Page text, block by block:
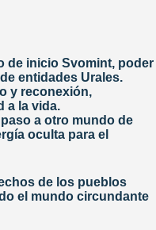
de inicio Svomint, poder
entidades Urales.
y reconexión,
a la vida.
a otro mundo de
oculta para el
de los pueblos
el mundo circundante
la información
dejanos